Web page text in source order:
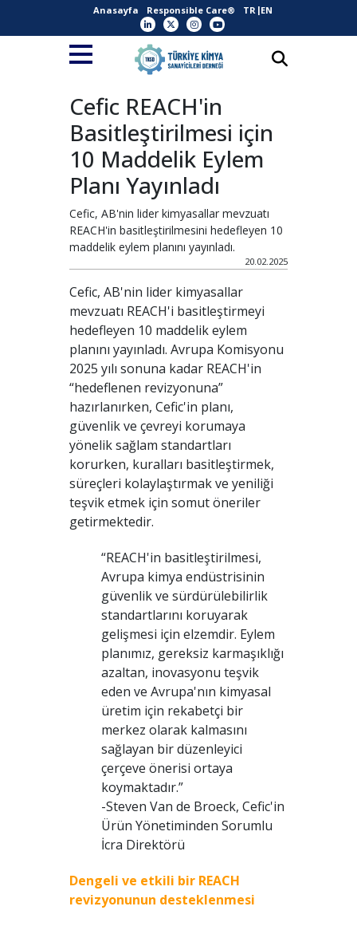
Anasayfa Responsible Care® TR EN
Cefic REACH'in
Basitleştirilmesi için
10 Maddelik Eylem
Planı Yayınladı
Cefic, AB'nin lider kimyasallar mevzuatı
REACH'in basitleştirilmesini hedefleyen 10
maddelik eylem planını yayınladı.
20.02.2025
Cefic, AB'nin lider kimyasallar
mevzuatı REACH'i basitleştirmeyi
hedefleyen 10 maddelik eylem
planını yayınladı. Avrupa Komisyonu
2025 yılı sonuna kadar REACH'in
“hedeflenen revizyonuna”
hazırlanırken, Cefic'in planı,
güvenlik ve çevreyi korumaya
yönelik sağlam standartları
korurken, kuralları basitleştirmek,
süreçleri kolaylaştırmak ve yeniliği
teşvik etmek için somut öneriler
getirmektedir.
“REACH'in basitleştirilmesi,
Avrupa kimya endüstrisinin
güvenlik ve sürdürülebilirlik
standartlarını koruyarak
gelişmesi için elzemdir. Eylem
planımız, gereksiz karmaşıklığı
azaltan, inovasyonu teşvik
eden ve Avrupa'nın kimyasal
üretim için rekabetçi bir
merkez olarak kalmasını
sağlayan bir düzenleyici
çerçeve önerisi ortaya
koymaktadır.”
-Steven Van de Broeck, Cefic'in
Ürün Yönetiminden Sorumlu
İcra Direktörü
Dengeli ve etkili bir REACH
revizyonunun desteklenmesi